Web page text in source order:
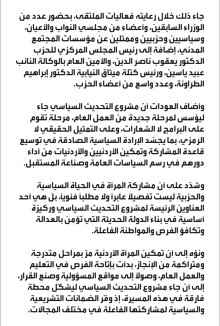
جاء ذلك خلال رعايته فعاليات الملتقى، بحضور عدد من
الوزراء السابقين، وأعضاء من مجلسي النواب والأعيان،
وسياسيين وحزبيين وممثلين عن مؤسسات المجتمع
المدني، إضافة إلى رئيس المجلس المركزي للحزب
الدكتور يعقوب ناصر الدين، والأمين العام بالوكالة النائب
عبيد ياسين، ورئيس كتلة ميثاق النيابية الدكتور إبراهيم
الطراونة، وعدد واسع من أعضاء الحزب.
وأضاف العودات أن مشروع التحديث السياسي جاء
ليؤسس لمرحلة جديدة من العمل العام، مرحلة تقوم
على البرامج لا الشعارات، وعلى التمثيل الحقيقي لا
الرمزي، بما يجسّد الإرادة السياسية الصادقة في توسيع
قاعدة المشاركة وتمكين الأردنيين والأردنيات من أداء
دورهم في رسم السياسات العامة وصناعة المستقبل.
وشدّد على أن مشاركة المرأة في الحياة السياسية
والحزبية ليست تفصيلاً عابرًا ولا مطلبًا فئويًا، بل هي أحد
العناوين الرئيسة لمشروع التحديث السياسي وركيزة
أساسية في بناء الدولة الحديثة التي تؤمن بالعدالة
وتكافؤ الفرص والمواطنة الفاعلة.
ونوّه إلى أن تمكين المرأة الأردنية مرَّ بمراحل متدرجة
ومتراكمة من الإنجاز، بدأت بإتاحة الفرص في التعليم
والعمل العام، وصولاً إلى مواقع المسؤولية وصنع القرار،
إلى أن جاء مشروع التحديث السياسي ليشكّل محطة
فارقة في هذه المسيرة، إذ وفّر الضمانات التشريعية
والسياسية لمشاركتها الفاعلة في مختلف المجالات.